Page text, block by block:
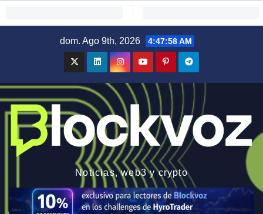
dom. Ago 9th, 2026 4:47:59 AM
Noticias, web3 y crypto